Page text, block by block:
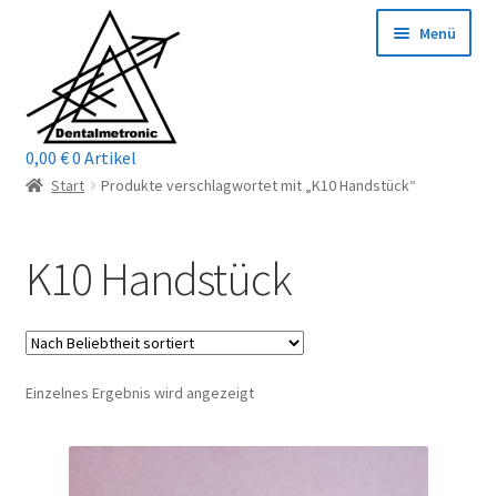
Navigation
springen
springen
Menü
Home
Mein Konto / Login
Kontakt
Reparaturservice
0,00 €0 Artikel
Start Produkte verschlagwortet mit „K10 Handstück“
K10 Handstück
Einzelnes Ergebnis wird angezeigt